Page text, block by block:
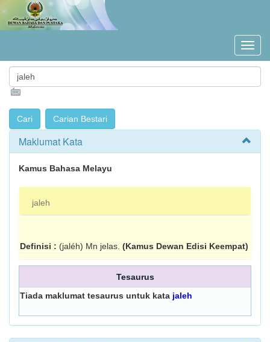
Maklumat Kata
Kamus Bahasa Melayu
jaleh
Definisi : (jaléh) Mn jelas. (Kamus Dewan Edisi Keempat)
Tesaurus
Tiada maklumat tesaurus untuk kata jaleh